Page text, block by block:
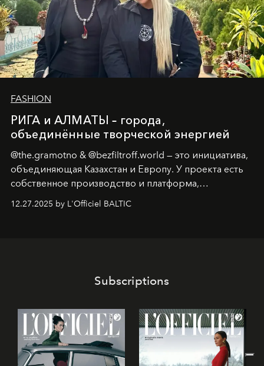
FASHION
РИГА и АЛМАТЫ – города,
объединённые творческой энергией
@the.gramotno & @bezfiltroff.world — это инициатива,
объединяющая Казахстан и Европу. У проекта есть
собственное производство и платформа,
предоставляющая возможности, поддержку и
решения для дизайнеров и молодых брендов.
12.27.2025 by L'Officiel BALTIC
Subscriptions